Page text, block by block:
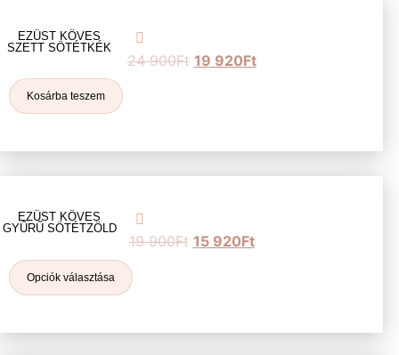
EZÜST KÖVES
SZETT SÖTÉTKÉK
24 900Ft 19 920Ft
Kosárba teszem
EZÜST KÖVES
GYŰRŰ SÖTÉTZÖLD
19 900Ft 15 920Ft
Opciók választása